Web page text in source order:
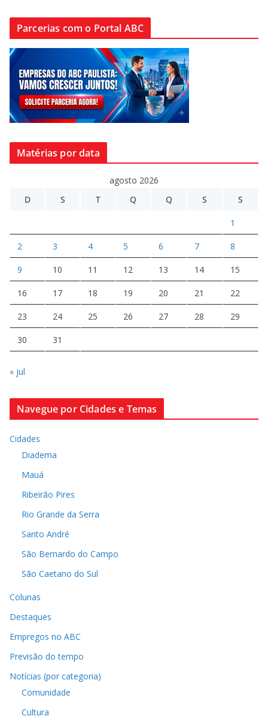
Parcerias com o Portal ABC
Matérias por data
agosto 2026
D
S T Q Q S S
1
2 3 4 5 6 7 8
9 10 11 12 13 14 15
16 17 18 19 20 21 22
23 24 25 26 27 28 29
30 31
« jul
Navegue por Cidades e Temas
Cidades
Diadema
Mauá
Ribeirão Pires
Rio Grande da Serra
Santo André
São Bernardo do Campo
São Caetano do Sul
Colunas
Destaques
Empregos no ABC
Previsão do tempo
Notícias (por categoria)
Comunidade
Cultura